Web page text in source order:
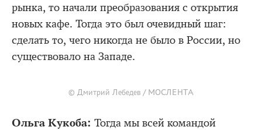
рынка, то начали преобразования с открытия
новых кафе. Тогда это был очевидный шаг:
сделать то, чего никогда не было в России, но
существовало на Западе.
© Дмитрий Лебедев / МОСЛЕНТА
Ольга Кукоба: Тогда мы всей командой